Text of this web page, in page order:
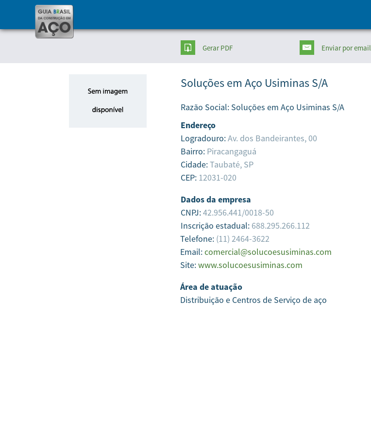
Gerar PDF Enviarpor email
Soluções em Aço Usiminas S/A
Razão Social: Soluções em Aço Usiminas S/A
Endereço
Logradouro:Av. dos Bandeirantes, 00
Bairro: Piracangaguá
Cidade:Taubaté, SP
CEP: 12031-020
Dados da empresa
CNPJ:42.956.441/0018-50
Inscrição estadual: 688.295.266.112
Telefone: (11) 2464-3622
Email:comercial@solucoesusiminas.com
Site:www.solucoesusiminas.com
Área de atuação
Distribuição e Centros de Serviço de aço